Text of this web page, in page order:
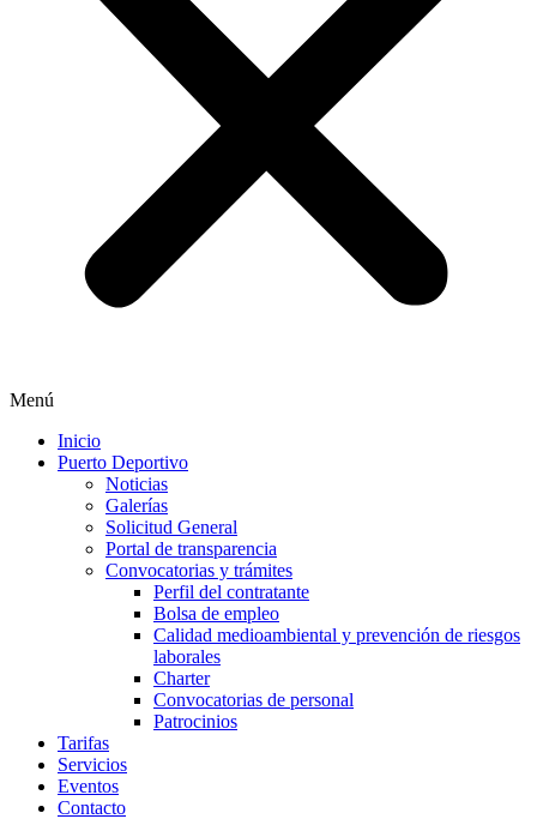
Menú
Inicio
Puerto Deportivo
Noticias
Galerías
Solicitud General
Portal de transparencia
Convocatorias y trámites
Perfil del contratante
Bolsa de empleo
Calidad medioambiental y prevención de riesgos
laborales
Charter
Convocatorias de personal
Patrocinios
Tarifas
Servicios
Eventos
Contacto